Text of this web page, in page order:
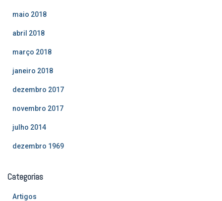
maio 2018
abril 2018
março 2018
janeiro 2018
dezembro 2017
novembro 2017
julho 2014
dezembro 1969
Categorias
Artigos